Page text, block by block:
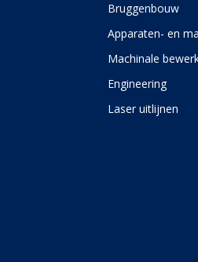
Bruggenbouw
Apparaten- en
Machinale
Engineering
Laser uitlijnen